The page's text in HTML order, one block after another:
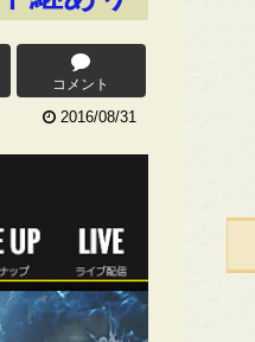
コメント
2016/08/31